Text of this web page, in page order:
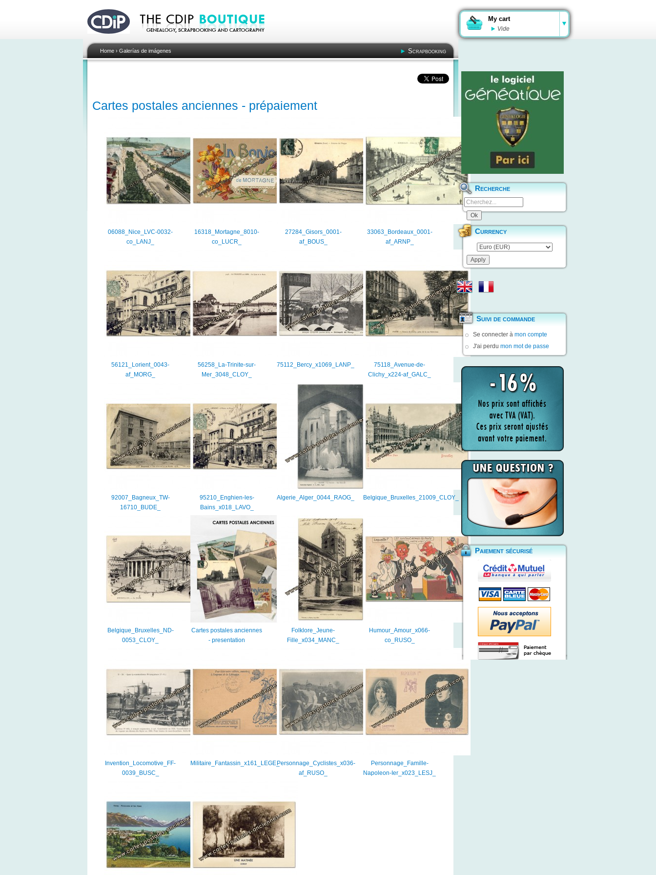
My cart
Vide
Home› Galerías de imágenes Scrapbooking
Cartes postales anciennes - prépaiement
06088_Nice_LVC-0032-
co_LANJ_
16318_Mortagne_8010-
co_LUCR_
27284_Gisors_0001-
af_BOUS_
33063_Bordeaux_0001-
af_ARNP_
56121_Lorient_0043-
af_MORG_
56258_La-Trinite-sur-
Mer_3048_CLOY_
75112_Bercy_x1069_LANP_
75118_Avenue-de-
Clichy_x224-af_GALC_
92007_Bagneux_TW-
16710_BUDE_
95210_Enghien-les-
Bains_x018_LAVO_
Algerie_Alger_0044_RAOG_ Belgique_Bruxelles_21009_CLOY_
Belgique_Bruxelles_ND-
0053_CLOY_
Cartes postales anciennes
- presentation
Folklore_Jeune-
Fille_x034_MANC_
Humour_Amour_x066-
co_RUSO_
Invention_Locomotive_FF-
0039_BUSC_
Militaire_Fantassin_x161_LEGE_Personnage_Cyclistes_x036-
af_RUSO_
Personnage_Famille-
Napoleon-Ier_x023_LESJ_
Recherche
Currency
Suivi de commande
Se connecter à mon compte
J'ai perdu mon mot de passe
Paiement sécurisé